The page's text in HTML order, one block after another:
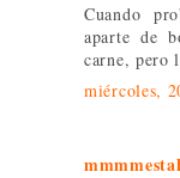
Cuando
aparte de
carne, pero
miércoles,